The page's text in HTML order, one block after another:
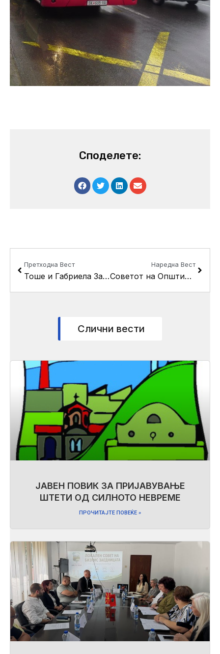
Споделете:
Претходна Вест
Тоше и Габриела Зафирови на средба со градоначалникот Ѓорѓиевски
Наредна Вест
Советот на Општина Кисела Вода ќе ја одржи четиринаесеттата пленарна седница
Слични вести
ЈАВЕН ПОВИК ЗА ПРИЈАВУВАЊЕ
ШТЕТИ ОД СИЛНОТО НЕВРЕМЕ
ПРОЧИТАЈТЕ ПОВЕЌЕ »